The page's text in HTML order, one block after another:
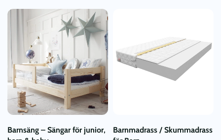
Barnsäng – Sängar för junior,
Barnmadrass / Skummadrass